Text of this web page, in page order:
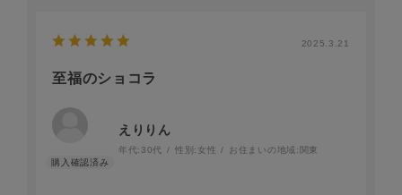
2025.3.21
至福のショコラ
えりりん
年代:30代 性別:女性 お住まいの地域: 関東